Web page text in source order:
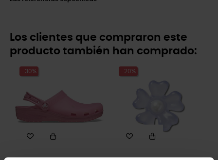
Los clientes que compraron este
producto también han comprado:
-30% -20%